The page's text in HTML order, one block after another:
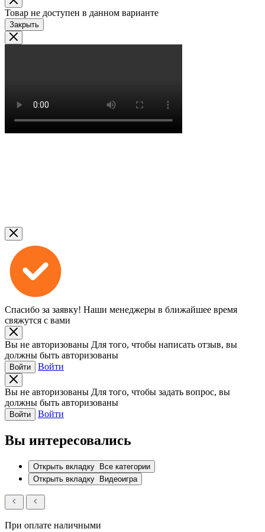
Товар не доступен в данном варианте
Закрыть
Спасибо за заявку! Наши менеджеры в ближайшее время
свяжутся с вами
Вы не авторизованы Для того, чтобы написать отзыв, вы
должны быть авторизованы
Войти Войти
Вы не авторизованы Для того, чтобы задать вопрос, вы
должны быть авторизованы
Войти Войти
Вы интересовались
Открыть вкладку
Все категории
Открыть вкладку
Видеоигра
При оплате наличными